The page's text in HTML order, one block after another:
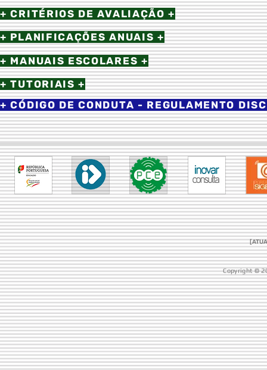
+ CRITÉRIOS DE AVALIAÇÃO +
+ PLANIFICAÇÕES ANUAIS +
+ MANUAIS ESCOLARES +
+ TUTORIAIS +
+ CÓDIGO DE CONDUTA - REGULAMENTO
Copyright ©